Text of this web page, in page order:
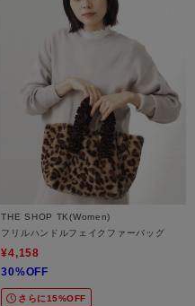
THE SHOP TK(Women)
フリルハンドルフェイクファーバッグ
¥4,158
30%OFF
さらに15%OFF